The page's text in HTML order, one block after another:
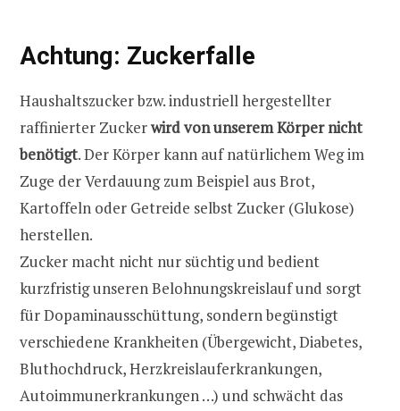
Achtung: Zuckerfalle
Haushaltszucker bzw. industriell hergestellter
raffinierter Zuckerwird von unserem Körper nicht
benötigt. Der Körper kann auf natürlichem Weg im
Zuge der Verdauung zum Beispiel aus Brot,
Kartoffeln oder Getreide selbst Zucker (Glukose)
herstellen.
Zucker macht nicht nur süchtig und bedient
kurzfristig unseren Belohnungskreislauf und sorgt
für Dopaminausschüttung, sondern begünstigt
verschiedene Krankheiten (Übergewicht, Diabetes,
Bluthochdruck, Herzkreislauferkrankungen,
Autoimmunerkrankungen …) und schwächt das